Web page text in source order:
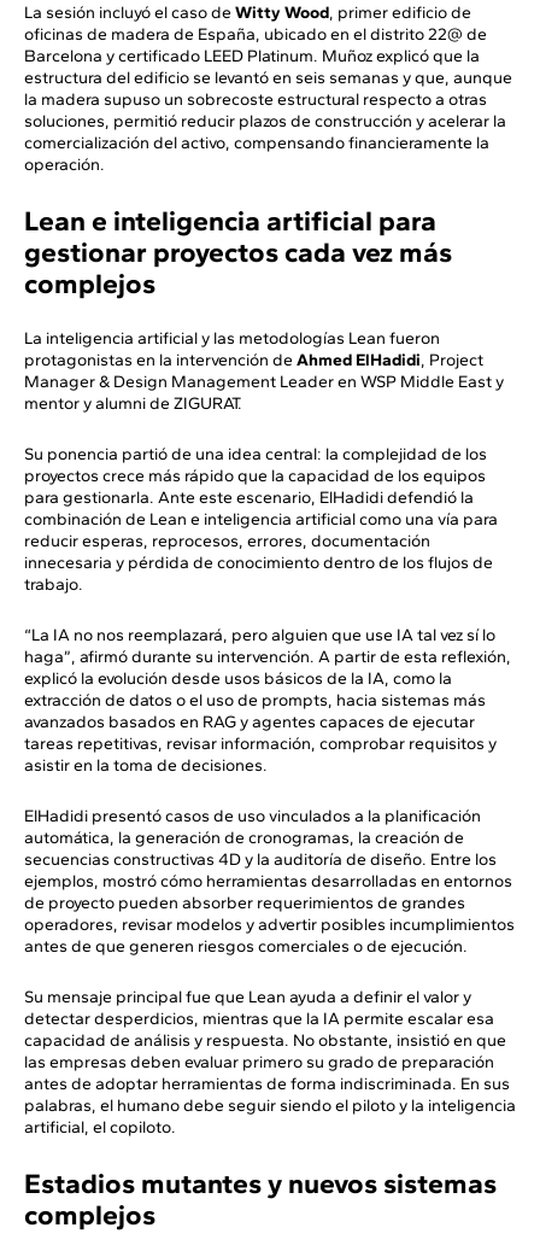
La sesión incluyó el caso de Witty Wood, primer edificio de
oficinas de madera de España, ubicado en el distrito 22@ de
Barcelona y certificado LEED Platinum. Muñoz explicó que la
estructura del edificio se levantó en seis semanas y que, aunque
la madera supuso un sobrecoste estructural respecto a otras
soluciones, permitió reducir plazos de construcción y acelerar la
comercialización del activo, compensando financieramente la
operación.
Lean e inteligencia artificial para
gestionar proyectos cada vez más
complejos
La inteligencia artificial y las metodologías Lean fueron
protagonistas en la intervención de Ahmed ElHadidi, Project
Manager & Design Management Leader en WSP Middle East y
mentor y alumni de ZIGURAT.
Su ponencia partió de una idea central: la complejidad de los
proyectos crece más rápido que la capacidad de los equipos
para gestionarla. Ante este escenario, ElHadidi defendió la
combinación de Lean e inteligencia artificial como una vía para
reducir esperas, reprocesos, errores, documentación
innecesaria y pérdida de conocimiento dentro de los flujos de
trabajo.
“La IA no nos reemplazará, pero alguien que use IA tal vez sí lo
haga”, afirmó durante su intervención. A partir de esta reflexión,
explicó la evolución desde usos básicos de la IA, como la
extracción de datos o el uso de prompts, hacia sistemas más
avanzados basados en RAG y agentes capaces de ejecutar
tareas repetitivas, revisar información, comprobar requisitos y
asistir en la toma de decisiones.
ElHadidi presentó casos de uso vinculados a la planificación
automática, la generación de cronogramas, la creación de
secuencias constructivas 4D y la auditoría de diseño. Entre los
ejemplos, mostró cómo herramientas desarrolladas en entornos
de proyecto pueden absorber requerimientos de grandes
operadores, revisar modelos y advertir posibles incumplimientos
antes de que generen riesgos comerciales o de ejecución.
Su mensaje principal fue que Lean ayuda a definir el valor y
detectar desperdicios, mientras que la IA permite escalar esa
capacidad de análisis y respuesta. No obstante, insistió en que
las empresas deben evaluar primero su grado de preparación
antes de adoptar herramientas de forma indiscriminada. En sus
palabras, el humano debe seguir siendo el piloto y la inteligencia
artificial, el copiloto.
Estadios mutantes y nuevos sistemas
complejos